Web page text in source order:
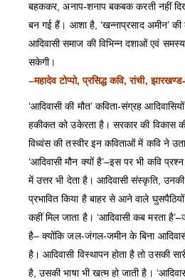
बहककर, अनाप-शनाप बकबक करती नहीं
बन गई हैं। आशा है, ‘खन्नाप्रसाद अमीन’
आदिवासी समाज की विभिन्न दशाओं एवं
सकेगी।
–महादेव टोप्पो, प्रसिद्ध कवि, रांची,
‘आदिवासी की मौत’ कविता-संग्रह
हकीकत को उकेरता है। सरकार की विकास
विध्वंस की तस्वीर इन कविताओं में कवि ने
‘आदिवासी मौन क्यों है’–इस पर भी कवि
में उत्तर भी देता है। आदिवासी संस्कृति,
प्रभावित किया है बाहर से आने वाले
कहीं मिल जाता है। ‘आदिवासी कब मरता
है– क्योंकि जल-जंगल-जमीन के बिना
है। आदिवासी विस्थापन होता है तो उसकी
है, उसकी भाषा भी खत्म हो जाती है।